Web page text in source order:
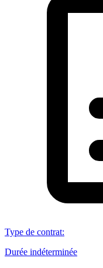
Type de contrat:
Durée indéterminée